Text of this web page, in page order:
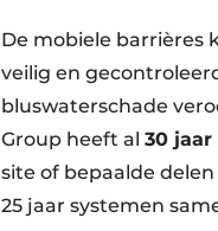
De mobiele barrières
veilig en
bluswaterschade
Group heeft al 30
site of bepaalde delen
25 jaar systemen